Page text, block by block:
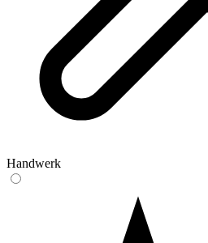
Handwerk